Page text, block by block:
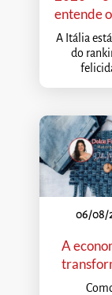
entende
A Itália
do
06/08/
A